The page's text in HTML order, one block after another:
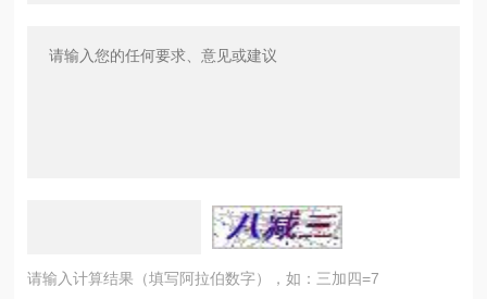
请输入计算结果（填写阿拉伯数字），如：三加四=7